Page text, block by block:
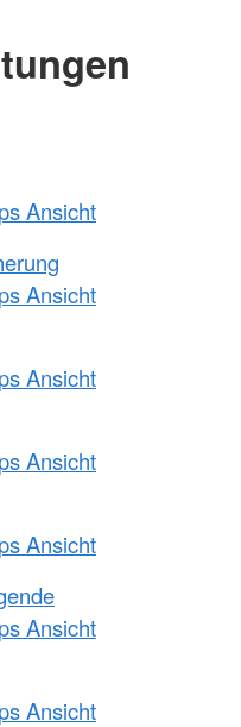
Ansicht
Ansicht
Ansicht
Ansicht
Ansicht
Ansicht
Ansicht